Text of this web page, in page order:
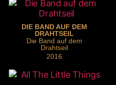
DIE BAND AUF DEM
DRAHTSEIL
Die Band auf dem
Drahtseil
2016